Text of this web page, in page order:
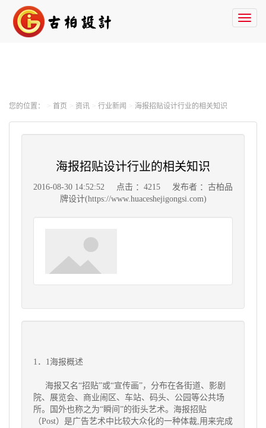
您的位置： 首页 资讯 行业新闻 海报招贴设计行业的相关知识
海报招贴设计行业的相关知识
2016-08-30 14:52:52 点击 ：4215
发布者 ：古柏品
牌设计(https://www.huaceshejigongsi.com)
1．1海报概述
海报又名“招贴”或“宣传画”，分布在各街道、影剧
院、展览会、商业闹区、车站、码头、公园等公共场
所。国外也称之为“瞬间”的街头艺术。海报招贴
（Post）是广告艺术中比较大众化的一种体裁,用来完成